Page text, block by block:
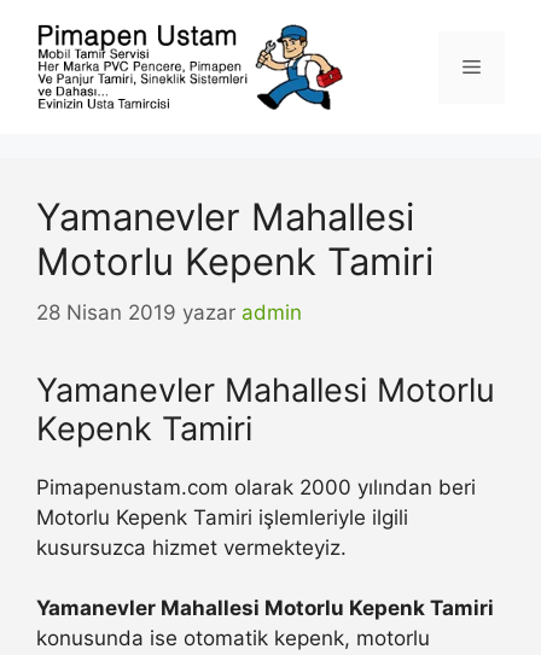
Menü
Yamanevler Mahallesi
Motorlu Kepenk Tamiri
28 Nisan 2019 yazar admin
Yamanevler Mahallesi Motorlu
Kepenk Tamiri
Pimapenustam.com olarak 2000 yılından beri
Motorlu Kepenk Tamiri işlemleriyle ilgili
kusursuzca hizmet vermekteyiz.
Yamanevler Mahallesi Motorlu Kepenk Tamiri
konusunda ise otomatik kepenk, motorlu